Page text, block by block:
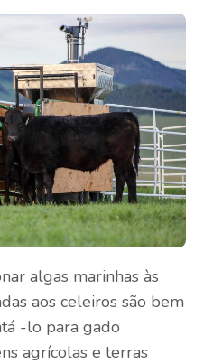
algas marinhas às
aos celeiros são bem
-lo para gado
agrícolas e terras